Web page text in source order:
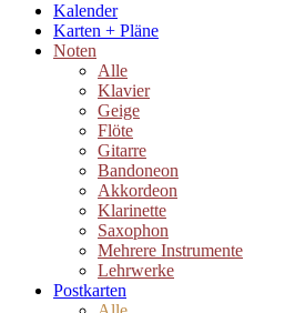
Kalender
Karten + Pläne
Noten
Alle
Klavier
Geige
Flöte
Gitarre
Bandoneon
Akkordeon
Klarinette
Saxophon
Mehrere Instrumente
Lehrwerke
Postkarten